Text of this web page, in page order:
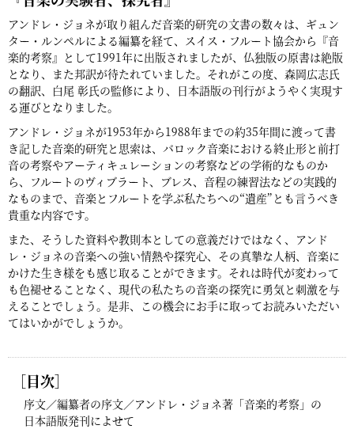
アンドレ・ジョネが取り組んだ音楽的研究の文書の数々は、ギュン
ター・ルンペルによる編纂を経て、スイス・フルート協会から『音
楽的考察』として1991年に出版されましたが、仏独版の原書は絶版
となり、また邦訳が待たれていました。それがこの度、森岡広志氏
の翻訳、白尾 彰氏の監修により、日本語版の刊行がようやく実現す
る運びとなりました。
アンドレ・ジョネが1953年から1988年までの約35年間に渡って書
き記した音楽的研究と思索は、バロック音楽における終止形と前打
音の考察やアーティキュレーションの考察などの学術的なものか
ら、フルートのヴィブラート、ブレス、音程の練習法などの実践的
なものまで、音楽とフルートを学ぶ私たちへの“遺産”とも言うべき
貴重な内容です。
また、そうした資料や教則本としての意義だけではなく、アンド
レ・ジョネの音楽への強い情熱や探究心、その真摯な人柄、音楽に
かけた生き様をも感じ取ることができます。それは時代が変わって
も色褪せることなく、現代の私たちの音楽の探究に勇気と刺激を与
えることでしょう。是非、この機会にお手に取ってお読みいただい
てはいかがでしょうか。
［目次］
序文／編纂者の序文／アンドレ・ジョネ著「音楽的考察」の
日本語版発刊によせて